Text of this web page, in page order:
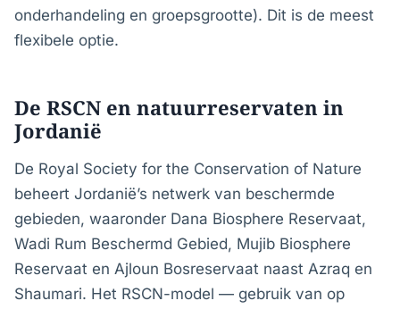
onderhandeling en groepsgrootte). Dit is de meest
flexibele optie.
De RSCN en natuurreservaten in
Jordanië
De Royal Society for the Conservation of Nature
beheert Jordanië’s netwerk van beschermde
gebieden, waaronder Dana Biosphere Reservaat,
Wadi Rum Beschermd Gebied, Mujib Biosphere
Reservaat en Ajloun Bosreservaat naast Azraq en
Shaumari. Het RSCN-model — gebruik van op